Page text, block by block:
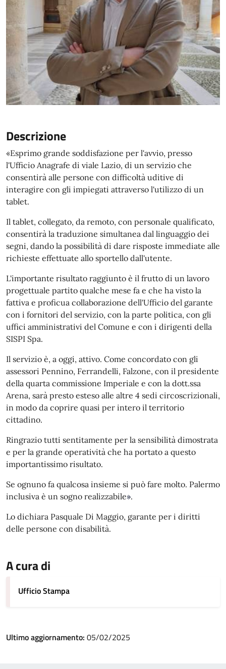
Descrizione
«Esprimo grande soddisfazione per l'avvio, presso
l'Ufficio Anagrafe di viale Lazio, di un servizio che
consentirà alle persone con difficoltà uditive di
interagire con gli impiegati attraverso l'utilizzo di un
tablet.
Il tablet, collegato, da remoto, con personale qualificato,
consentirà la traduzione simultanea dal linguaggio dei
segni, dando la possibilità di dare risposte immediate alle
richieste effettuate allo sportello dall'utente.
L'importante risultato raggiunto è il frutto di un lavoro
progettuale partito qualche mese fa e che ha visto la
fattiva e proficua collaborazione dell'Ufficio del garante
con i fornitori del servizio, con la parte politica, con gli
uffici amministrativi del Comune e con i dirigenti della
SISPI Spa.
Il servizio è, a oggi, attivo. Come concordato con gli
assessori Pennino, Ferrandelli, Falzone, con il presidente
della quarta commissione Imperiale e con la dott.ssa
Arena, sarà presto esteso alle altre 4 sedi circoscrizionali,
in modo da coprire quasi per intero il territorio
cittadino.
Ringrazio tutti sentitamente per la sensibilità dimostrata
e per la grande operatività che ha portato a questo
importantissimo risultato.
Se ognuno fa qualcosa insieme si può fare molto. Palermo
inclusiva è un sogno realizzabile».
Lo dichiara Pasquale Di Maggio, garante per i diritti
delle persone con disabilità.
A cura di
Ufficio Stampa
Ultimo aggiornamento: 05/02/2025